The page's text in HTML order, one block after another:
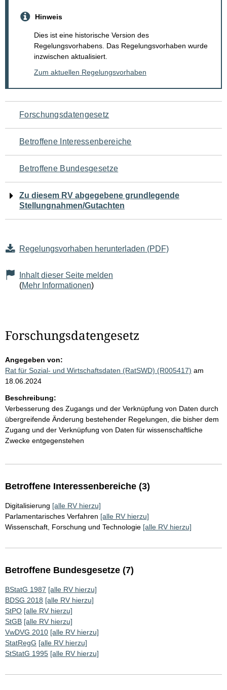
Hinweis
Dies ist eine historische Version des
Regelungsvorhabens. Das Regelungsvorhaben wurde
inzwischen aktualisiert.
Zum aktuellen Regelungsvorhaben
Navigation
für
den
Seiteninhalt
Forschungsdatengesetz
Betroffene Interessenbereiche
Betroffene Bundesgesetze
Zu diesem RV abgegebene grundlegende
Stellungnahmen/Gutachten
Regelungsvorhaben herunterladen (PDF)
Inhalt dieser Seite melden
(Mehr Informationen)
Forschungsdatengesetz
Angegeben von:
Rat für Sozial- und Wirtschaftsdaten (RatSWD) (R005417) am
18.06.2024
Beschreibung:
Verbesserung des Zugangs und der Verknüpfung von Daten durch
übergreifende Änderung bestehender Regelungen, die bisher dem
Zugang und der Verknüpfung von Daten für wissenschaftliche
Zwecke entgegenstehen
Betroffene Interessenbereiche (3)
Digitalisierung [alle RV hierzu]
Parlamentarisches Verfahren [alle RV hierzu]
Wissenschaft, Forschung und Technologie [alle RV hierzu]
Betroffene Bundesgesetze (7)
BStatG 1987 [alle RV hierzu]
BDSG 2018 [alle RV hierzu]
StPO [alle RV hierzu]
StGB [alle RV hierzu]
VwDVG 2010 [alle RV hierzu]
StatRegG [alle RV hierzu]
StStatG 1995 [alle RV hierzu]